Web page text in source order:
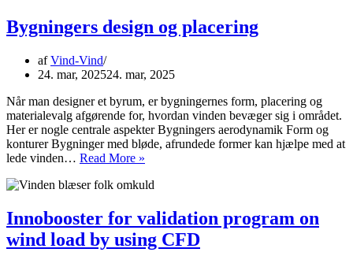
Bygningers design og placering
afVind-Vind
24. mar, 202524. mar, 2025
Når man designer et byrum, er bygningernes form, placering og
materialevalg afgørende for, hvordan vinden bevæger sig i området.
Her er nogle centrale aspekter Bygningers aerodynamik Form og
konturer Bygninger med bløde, afrundede former kan hjælpe med at
lede vinden… Read More »
og
Innobooster for validation program on
wind load by using CFD